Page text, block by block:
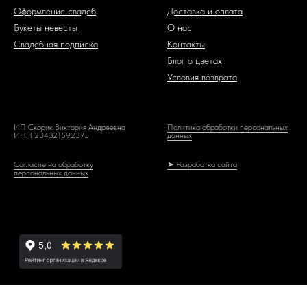
Оформление свадеб
Букеты невесты
Свадебная подписка
Доставка и оплата
О нас
Контакты
Блог о цветах
Условия возврата
ИП Скорик Виктория Андреевна
ИНН 234321592375
Политика обработки персональных
данных
Согласие на обработку
персональных данных
➤ Разработка сайта